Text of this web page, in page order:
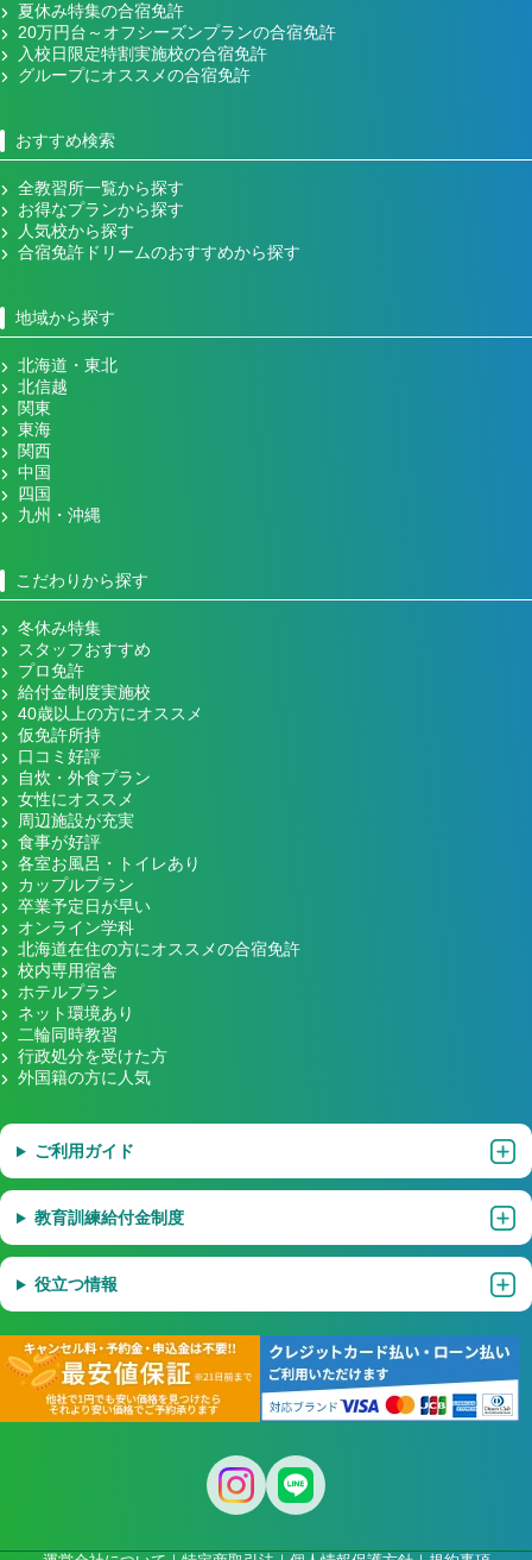
夏休み特集の合宿免許
20万円台～オフシーズンプランの合宿免許
入校日限定特割実施校の合宿免許
グループにオススメの合宿免許
おすすめ検索
全教習所一覧から探す
お得なプランから探す
人気校から探す
合宿免許ドリームのおすすめから探す
地域から探す
北海道・東北
北信越
関東
東海
関西
中国
四国
九州・沖縄
こだわりから探す
冬休み特集
スタッフおすすめ
プロ免許
給付金制度実施校
40歳以上の方にオススメ
仮免許所持
口コミ好評
自炊・外食プラン
女性にオススメ
周辺施設が充実
食事が好評
各室お風呂・トイレあり
カップルプラン
卒業予定日が早い
オンライン学科
北海道在住の方にオススメの合宿免許
校内専用宿舎
ホテルプラン
ネット環境あり
二輪同時教習
行政処分を受けた方
外国籍の方に人気
ご利用ガイド
教育訓練給付金制度
役立つ情報